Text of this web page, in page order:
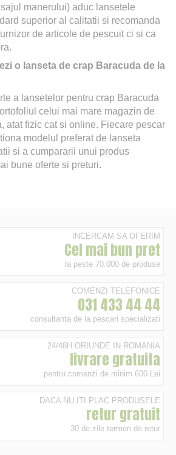
manerului) aduc lansetele
superior al calitatii si recomanda
de articole de pescuit ci si ca
o lanseta de crap Baracuda de la
a lansetelor pentru crap Baracuda
celui mai mare magazin de
atat fizic cat si online. Fiecare pescar
modelul preferat de lanseta
si a cumpararii unui produs
bune oferte si preturi.
INCERCAM SA OFERIM
Cel mai bun pret
la peste 70.000 de produse
COMENZI TELEFONICE
031 433 44 44
consultanta de la pescari specializati
24/48H ORIUNDE IN ROMANIA
livrare gratuita
pentru comenzi de minim 600 Lei
DACA NU ITI PLAC PRODUSELE
retur gratuit
30 de zile termen de retur